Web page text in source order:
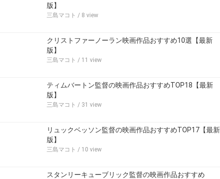
版】
三島マコト / 8 view
クリストファーノーラン映画作品おすすめ10選【最新
版】
三島マコト / 11 view
ティムバートン監督の映画作品おすすめTOP18【最新
版】
三島マコト / 31 view
リュックベッソン監督の映画作品おすすめTOP17【最新
版】
三島マコト / 10 view
スタンリーキューブリック監督の映画作品おすすめ